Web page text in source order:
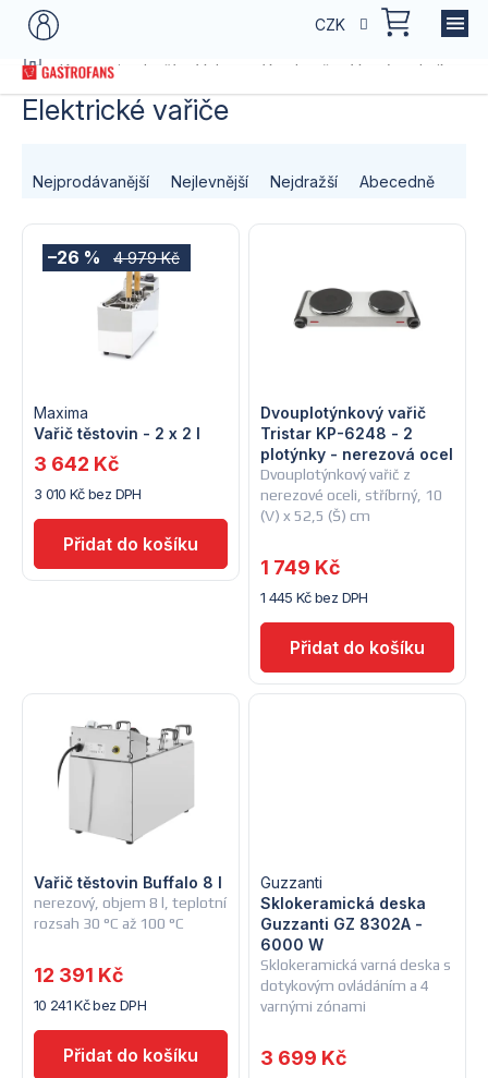
Přejít
CZK
Domů
Kategorie zboží Vybavení kuchyně Varná technika
Elektrické vařiče
p
o
d
t
Nejprodávanější Nejlevnější Nejdražší Abecedně
V
s
p
k
4 979 Kč
–26 %
Vařič těstovin - 2 x 2 l
Maxima
3 010 Kč bez DPH
3 642 Kč
Dvouplotýnkový vařič z
nerezové oceli, stříbrný, 10
(V) x 52,5 (Š) cm
Dvouplotýnkový vařič
Tristar KP-6248 - 2
plotýnky - nerezová ocel
1 445 Kč bez DPH
1 749 Kč
nerezový, objem 8 l, teplotní
rozsah 30 °C až 100 °C
Vařič těstovin Buffalo 8 l
10 241 Kč bez DPH
12 391 Kč
Sklokeramická varná deska s
dotykovým ovládáním a 4
varnými zónami
Sklokeramická deska
Guzzanti GZ 8302A -
6000 W
Guzzanti
3 699 Kč